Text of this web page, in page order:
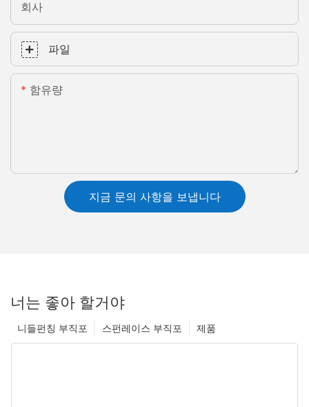
회사
파일
함유량
지금 문의 사항을 보냅니다
너는 좋아 할거야
제품
스펀레이스 부직포
니들펀칭 부직포